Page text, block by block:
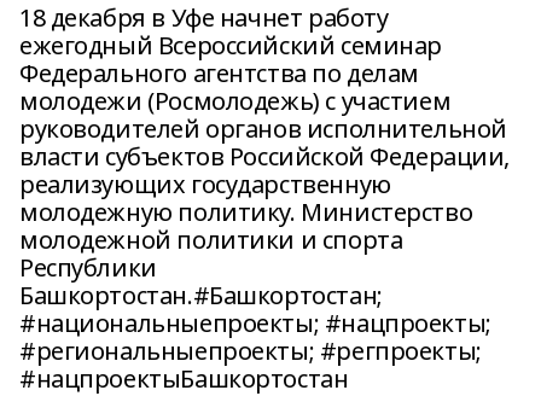
18 декабря в Уфе начнет работу
ежегодный Всероссийский семинар
Федерального агентства по делам
молодежи (Росмолодежь) с участием
руководителей органов исполнительной
власти субъектов Российской Федерации,
реализующих государственную
молодежную политику. Министерство
молодежной политики и спорта
Республики
Башкортостан.#Башкортостан;
#национальныепроекты; #нацпроекты;
#региональныепроекты; #регпроекты;
#нацпроектыБашкортостан